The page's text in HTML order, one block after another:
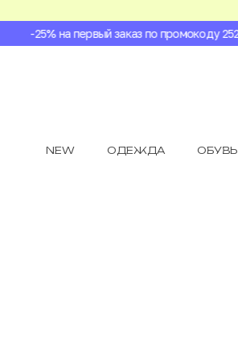
-25% на первый заказ по промокоду 2525
NEW ОДЕЖДА ОБУВЬ